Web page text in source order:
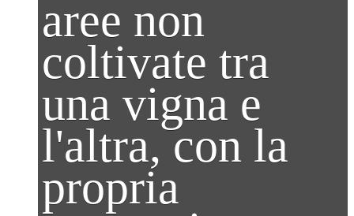
aree non
coltivate tra
una vigna e
l'altra, con la
propria